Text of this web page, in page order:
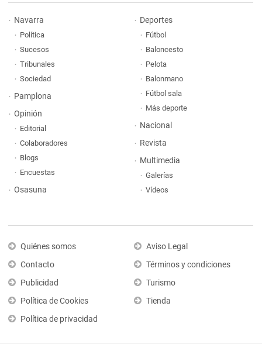
Navarra
Política
Sucesos
Tribunales
Sociedad
Pamplona
Opinión
Editorial
Colaboradores
Blogs
Encuestas
Osasuna
Deportes
Fútbol
Baloncesto
Pelota
Balonmano
Fútbol sala
Más deporte
Nacional
Revista
Multimedia
Galerías
Vídeos
Quiénes somos
Contacto
Publicidad
Política de Cookies
Política de privacidad
Aviso Legal
Términos y condiciones
Turismo
Tienda